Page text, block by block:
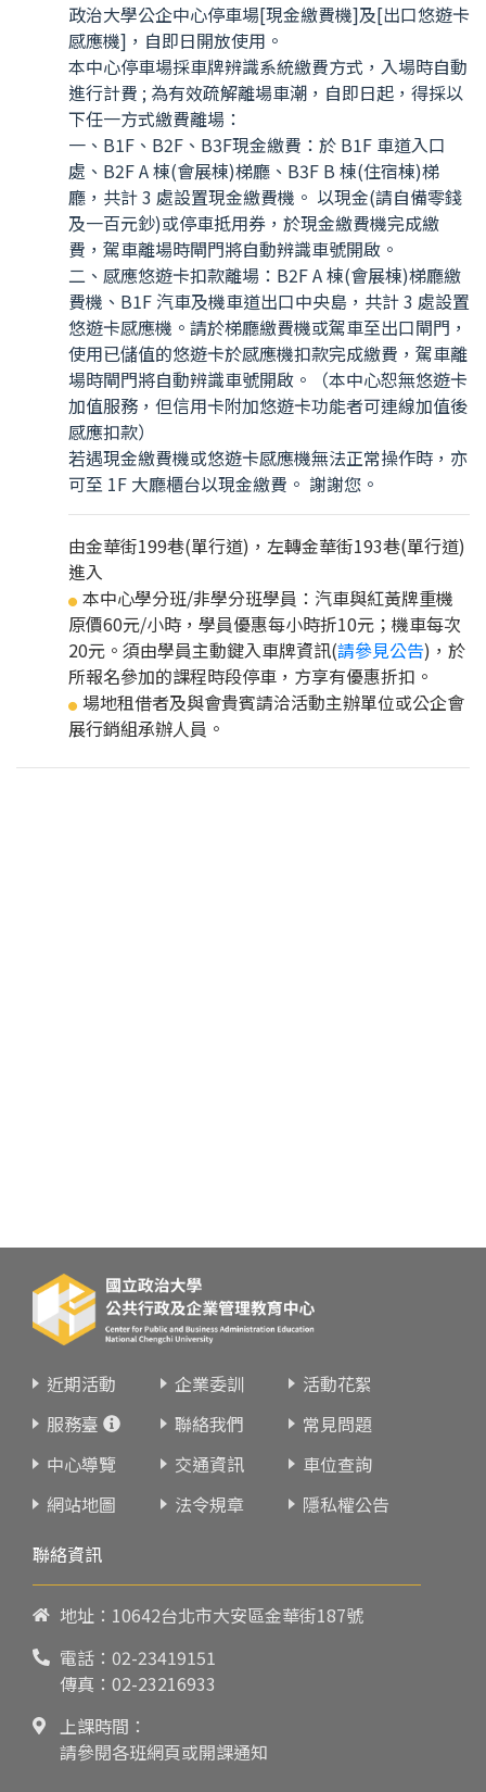
政治大學公企中心停車場[現金繳費機]及[出口悠遊卡
感應機]，自即日開放使用。
本中心停車場採車牌辨識系統繳費方式，入場時自動
進行計費 ; 為有效疏解離場車潮，自即日起，得採以
下任一方式繳費離場：
一、B1F、B2F、B3F現金繳費：於 B1F 車道入口
處、B2F A 棟(會展棟)梯廳、B3F B 棟(住宿棟)梯
廳，共計 3 處設置現金繳費機。 以現金(請自備零錢
及一百元鈔)或停車抵用券，於現金繳費機完成繳
費，駕車離場時閘門將自動辨識車號開啟。
二、感應悠遊卡扣款離場：B2F A 棟(會展棟)梯廳繳
費機、B1F 汽車及機車道出口中央島，共計 3 處設置
悠遊卡感應機。請於梯廳繳費機或駕車至出口閘門，
使用已儲值的悠遊卡於感應機扣款完成繳費，駕車離
場時閘門將自動辨識車號開啟。（本中心恕無悠遊卡
加值服務，但信用卡附加悠遊卡功能者可連線加值後
感應扣款）
若遇現金繳費機或悠遊卡感應機無法正常操作時，亦
可至 1F 大廳櫃台以現金繳費。 謝謝您。
由金華街199巷(單行道)，左轉金華街193巷(單行道)
進入
● 本中心學分班/非學分班學員：汽車與紅黃牌重機
原價60元/小時，學員優惠每小時折10元；機車每次
20元。須由學員主動鍵入車牌資訊(請參見公告)，於
所報名參加的課程時段停車，方享有優惠折扣。
● 場地租借者及與會貴賓請洽活動主辦單位或公企會
展行銷組承辦人員。
近期活動 企業委訓
活動花絮
服務臺
聯絡我們
常見問題
中心導覽
交通資訊
車位查詢
網站地圖
法令規章
隱私權公告
聯絡資訊
地址：10642台北市大安區金華街187號
電話： 02-23419151
傳真：02-23216933
上課時間：
請參閱各班網頁或開課通知